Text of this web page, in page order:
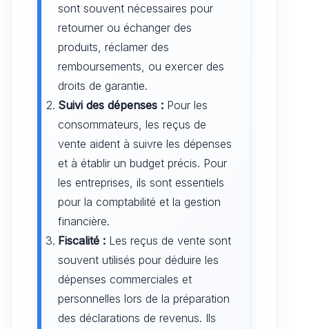
sont souvent nécessaires pour
retourner ou échanger des
produits, réclamer des
remboursements, ou exercer des
droits de garantie.
Suivi des dépenses : Pour les
consommateurs, les reçus de
vente aident à suivre les dépenses
et à établir un budget précis. Pour
les entreprises, ils sont essentiels
pour la comptabilité et la gestion
financière.
Fiscalité : Les reçus de vente sont
souvent utilisés pour déduire les
dépenses commerciales et
personnelles lors de la préparation
des déclarations de revenus. Ils